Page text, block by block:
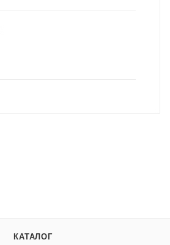
КАТАЛОГ